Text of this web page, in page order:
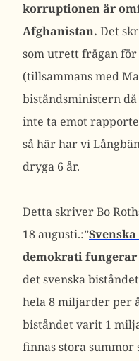
korruptionen är
Afghanistan. Det
som utrett frågan
(tillsammans med
biståndsministern
inte ta emot
så här har vi
dryga 6 år.
Detta skriver Bo
18 augusti.:”
demokrati fungerar
det svenska
hela 8 miljarder per
biståndet varit 1
finnas stora summor